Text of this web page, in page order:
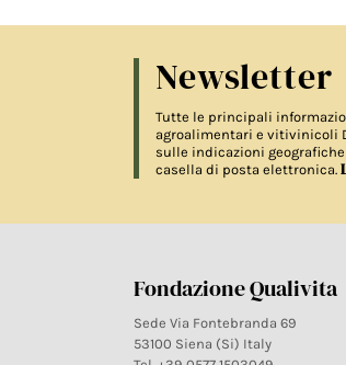
Newsletter
Tutte le principali
agroalimentari e vitivinicoli
sulle indicazioni
casella di posta elettronica.
Fondazione Qualivita
Sede Via Fontebranda 69
53100 Siena (Si) Italy